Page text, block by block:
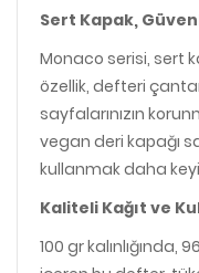
Sert Kapak,
Monaco serisi, sert
özellik, defteri
sayfalarınızın
vegan deri kapağı
kullanmak daha
Kaliteli Kağıt ve
100 gr kalınlığında,